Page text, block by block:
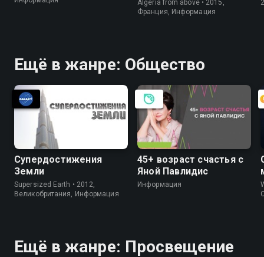
Algeria from above • 2015,
Франция, Информация
Ещё в жанре: Общество
Супердостижения
Земли
Supersized Earth • 2012,
Великобритания, Информация
45+ возраст счастья с
Яной Павлидис
Информация
Ещё в жанре: Просвещение